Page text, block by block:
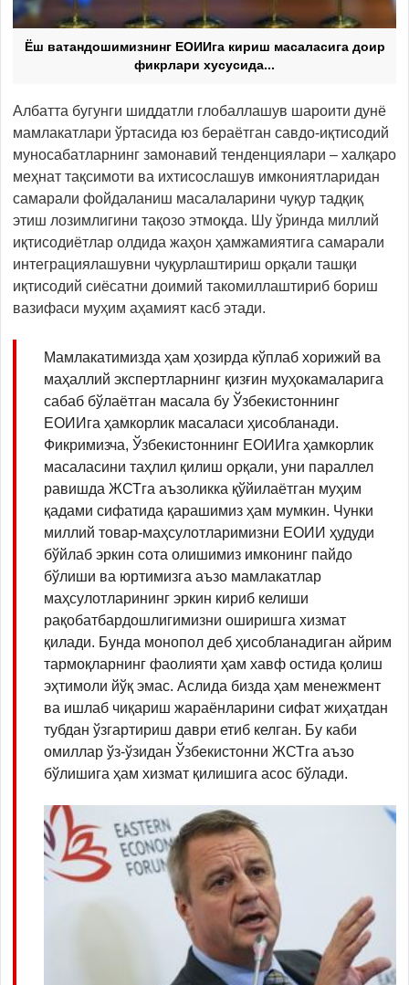
Ёш ватандошимизнинг ЕОИИга кириш масаласига доир
фикрлари хусусида...
Албатта бугунги шиддатли глобаллашув шароити дунё
мамлакатлари ўртасида юз бераётган савдо-иқтисодий
муносабатларнинг замонавий тенденциялари – халқаро
меҳнат тақсимоти ва ихтисослашув имкониятларидан
самарали фойдаланиш масалаларини чуқур тадқиқ
этиш лозимлигини тақозо этмоқда. Шу ўринда миллий
иқтисодиётлар олдида жаҳон ҳамжамиятига самарали
интеграциялашувни чуқурлаштириш орқали ташқи
иқтисодий сиёсатни доимий такомиллаштириб бориш
вазифаси муҳим аҳамият касб этади.
Мамлакатимизда ҳам ҳозирда кўплаб хорижий ва
маҳаллий экспертларнинг қизғин муҳокамаларига
сабаб бўлаётган масала бу Ўзбекистоннинг
ЕОИИга ҳамкорлик масаласи ҳисобланади.
Фикримизча, Ўзбекистоннинг ЕОИИга ҳамкорлик
масаласини таҳлил қилиш орқали, уни параллел
равишда ЖСТга аъзоликка қўйилаётган муҳим
қадами сифатида қарашимиз ҳам мумкин. Чунки
миллий товар-маҳсулотларимизни ЕОИИ ҳудуди
бўйлаб эркин сота олишимиз имконинг пайдо
бўлиши ва юртимизга аъзо мамлакатлар
маҳсулотларининг эркин кириб келиши
рақобатбардошлигимизни оширишга хизмат
қилади. Бунда монопол деб ҳисобланадиган айрим
тармоқларнинг фаолияти ҳам хавф остида қолиш
эҳтимоли йўқ эмас. Аслида бизда ҳам менежмент
ва ишлаб чиқариш жараёнларини сифат жиҳатдан
тубдан ўзгартириш даври етиб келган. Бу каби
омиллар ўз-ўзидан Ўзбекистонни ЖСТга аъзо
бўлишига ҳам хизмат қилишига асос бўлади.